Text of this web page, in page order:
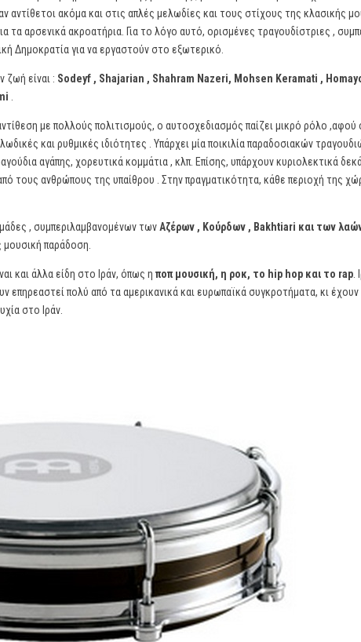
αντίθετοι ακόμα και στις απλές μελωδίες και τους στίχους της κλασικής
τα αρσενικά ακροατήρια. Για το λόγο αυτό, ορισμένες τραγουδίστριες ,
Δημοκρατία για να εργαστούν στο εξωτερικό.
ζωή είναι : Sodeyf , Shajarian , Shahram Nazeri, Mohsen Keramati ,
με πολλούς πολιτισμούς, ο αυτοσχεδιασμός παίζει μικρό ρόλο ,αφού
και ρυθμικές ιδιότητες . Υπάρχει μία ποικιλία παραδοσιακών
αγάπης, χορευτικά κομμάτια , κλπ. Επίσης, υπάρχουν κυριολεκτικά
τους ανθρώπους της υπαίθρου . Στην πραγματικότητα, κάθε περιοχή της
, συμπεριλαμβανομένων τωνΑζέρων , Κούρδων , Bakhtiari και των
μουσική παράδοση.
και άλλα είδη στο Ιράν, όπως η ποπ μουσική, η ροκ, το hip hop και το rap
επηρεαστεί πολύ από τα αμερικανικά και ευρωπαϊκά συγκροτήματα, κι
στο Ιράν.